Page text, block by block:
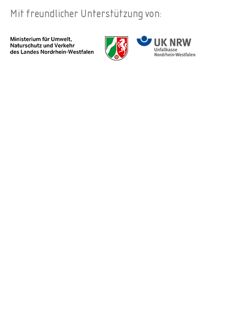
Mit freundlicher Unterstützung von: